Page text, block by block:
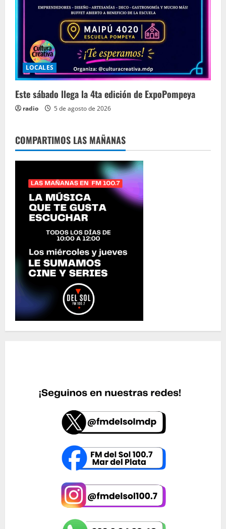
LOCALES
Este sábado llega la 4ta edición de ExpoPompeya
radio 5 de agosto de 2026
COMPARTIMOS LAS MAÑANAS